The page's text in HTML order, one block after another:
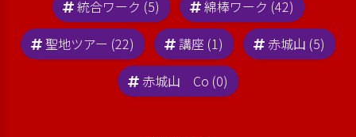
統合ワーク (5)
綿棒ワーク (42)
聖地ツアー (22)
講座 (1)
赤城山 (5)
赤城山 Co (0)